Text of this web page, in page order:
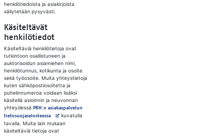
henkilötiedoista ja asiakirjoista
säilytetään pysyvästi.
Käsiteltävät
henkilötiedot​
Käsiteltäviä henkilötietoja ovat
tutkintoon osallistuneen ja
auktorisoidun asiamiehen nimi,
henkilötunnus, kotikunta ja osoite
sekä työosoite. Muita yhteystietoja
kuten sähköpostiosoitetta ja
puhelinnumeroa voidaan lisäksi
käsitellä asioinnin ja neuvonnan
yhteydessä PRH:n asiakaspalvelun
tietosuojaselosteessaAvautuu uuteen välilehteen
kuvatulla
tavalla. Muita lain mukaan
käsiteltäviä tietoja ovat